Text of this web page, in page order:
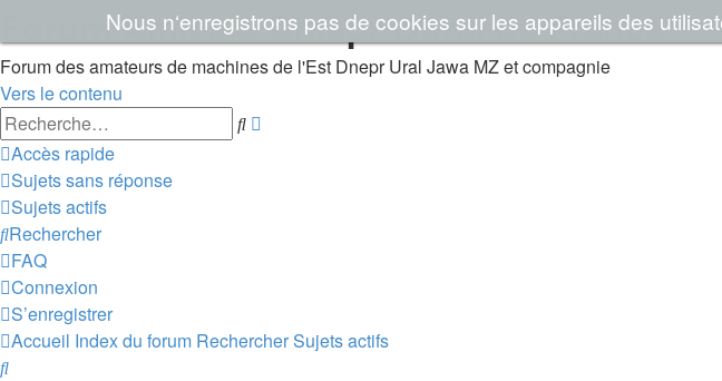
Nous n‘enregistrons pas de cookies sur les appareils des
Forum Amicale Dniepr Oural de France
Forum des amateurs de machines de l'Est Dnepr Ural Jawa MZ et compagnie
Vers le contenu
Rechercher
Accès rapide
Sujets sans réponse
Sujets actifs
Rechercher
FAQ
Connexion
S’enregistrer
Accueil Index du forum RechercherSujets actifs
Rechercher